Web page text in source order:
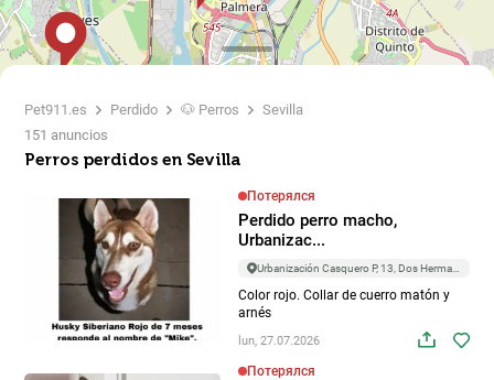
Pet911.es Perdido 🐶 Perros
Sevilla
151 anuncios
Perros perdidos en Sevilla
Потерялся
Perdido perro macho,
Urbanizac...
Urbanización Casquero P, 13, Dos Hermanas
Color rojo. Collar de cuerro matón y
arnés
lun, 27.07.2026
Потерялся